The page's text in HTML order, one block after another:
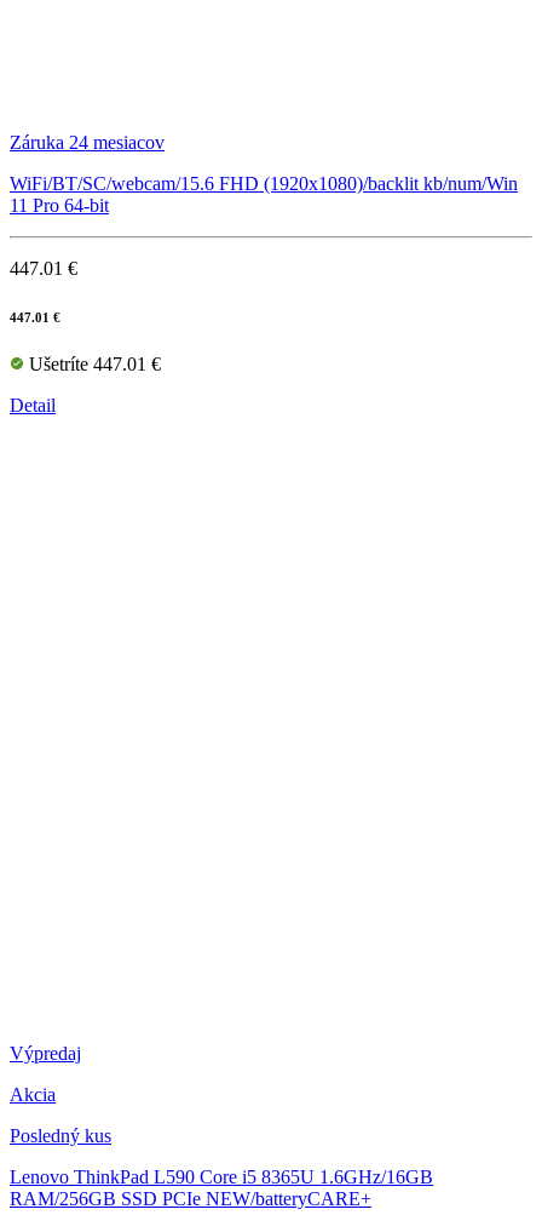
Záruka 24 mesiacov
WiFi/BT/SC/webcam/15.6 FHD (1920x1080)/backlit kb/num/Win
11 Pro 64-bit
447.01 €
447.01 €
Ušetríte 447.01 €
Detail
Výpredaj
Akcia
Posledný kus
Lenovo ThinkPad L590 Core i5 8365U 1.6GHz/16GB
RAM/256GB SSD PCIe NEW/batteryCARE+